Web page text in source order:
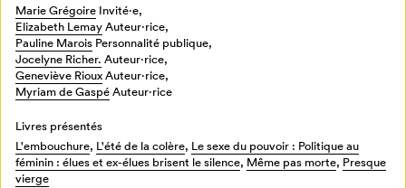
Marie Grégoire Invité⋅e,
Elizabeth LemayAuteur·rice,
Pauline Marois Personnalité publique,
Jocelyne Richer. Auteur·rice,
Geneviève RiouxAuteur·rice,
Myriam de GaspéAuteur·rice
Livres présentés
L'embouchure, L'été de la colère, Le sexe du pouvoir : Politique au
féminin : élues et ex-élues brisent le silence, Même pas morte, Presque
vierge